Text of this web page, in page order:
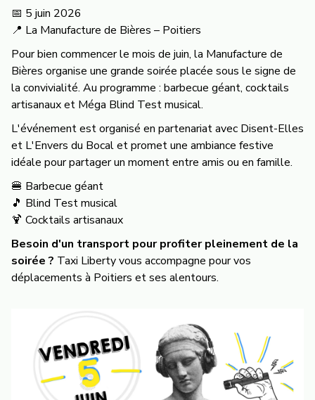
📅 5 juin 2026
📍 La Manufacture de Bières – Poitiers
Pour bien commencer le mois de juin, la Manufacture de
Bières organise une grande soirée placée sous le signe de
la convivialité. Au programme : barbecue géant, cocktails
artisanaux et Méga Blind Test musical.
L'événement est organisé en partenariat avec Disent-Elles
et L'Envers du Bocal et promet une ambiance festive
idéale pour partager un moment entre amis ou en famille.
🍔 Barbecue géant
🎵 Blind Test musical
🍹 Cocktails artisanaux
Besoin d'un transport pour profiter pleinement de la
soirée ? Taxi Liberty vous accompagne pour vos
déplacements à Poitiers et ses alentours.